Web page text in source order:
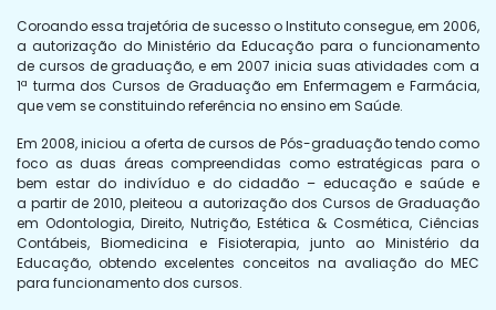
Coroando essa trajetória de sucesso o Instituto consegue, em 2006,
a autorização do Ministério da Educação para o funcionamento
de cursos de graduação, e em 2007 inicia suas atividades com a
1ª turma dos Cursos de Graduação em Enfermagem e Farmácia,
que vem se constituindo referência no ensino em Saúde.
Em 2008, iniciou a oferta de cursos de Pós-graduação tendo como
foco as duas áreas compreendidas como estratégicas para o
bem estar do indivíduo e do cidadão – educação e saúde e
a partir de 2010, pleiteou a autorização dos Cursos de Graduação
em Odontologia, Direito, Nutrição, Estética & Cosmética, Ciências
Contábeis, Biomedicina e Fisioterapia, junto ao Ministério da
Educação, obtendo excelentes conceitos na avaliação do MEC
para funcionamento dos cursos.